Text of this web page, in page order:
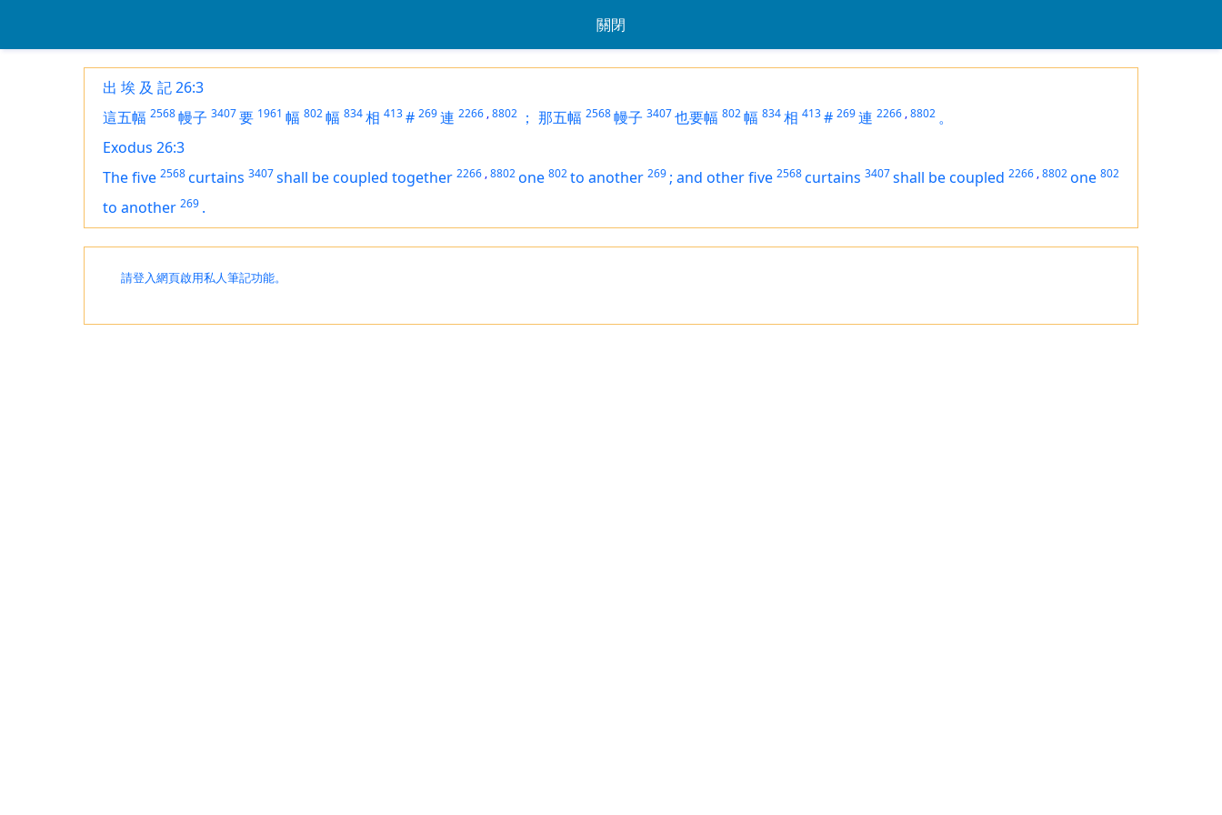
關閉
出 埃 及 記 26:3
這五幅 2568幔子 3407要 1961 幅 802幅 834相 413# 269連 2266 ,8802 ； 那五幅 2568幔子 3407也要幅 802幅 834相 413# 269連 2266 ,8802 。
Exodus 26:3
The five 2568curtains 3407shall be coupled together 2266 ,8802one 802to another 269 ; and otherfive 2568curtains 3407shall becoupled 2266 ,8802one 802
to another 269 .
請登入網頁啟用私人筆記功能。